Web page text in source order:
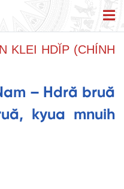
KLEI HDĬP (CHÍNH
– Hdră bruă
kyua mnuih